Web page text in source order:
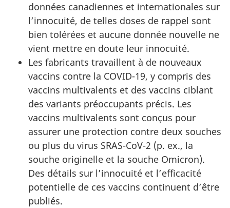
données canadiennes et internationales sur
l’innocuité, de telles doses de rappel sont
bien tolérées et aucune donnée nouvelle ne
vient mettre en doute leur innocuité.
Les fabricants travaillent à de nouveaux
vaccins contre la COVID-19, y compris des
vaccins multivalents et des vaccins ciblant
des variants préoccupants précis. Les
vaccins multivalents sont conçus pour
assurer une protection contre deux souches
ou plus du virus SRAS-CoV-2 (p. ex., la
souche originelle et la souche Omicron).
Des détails sur l’innocuité et l’efficacité
potentielle de ces vaccins continuent d’être
publiés.